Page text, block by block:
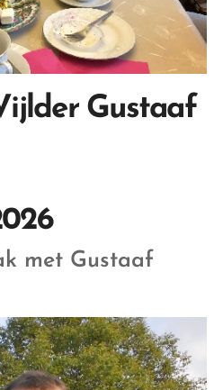
Gustaaf
met Gustaaf